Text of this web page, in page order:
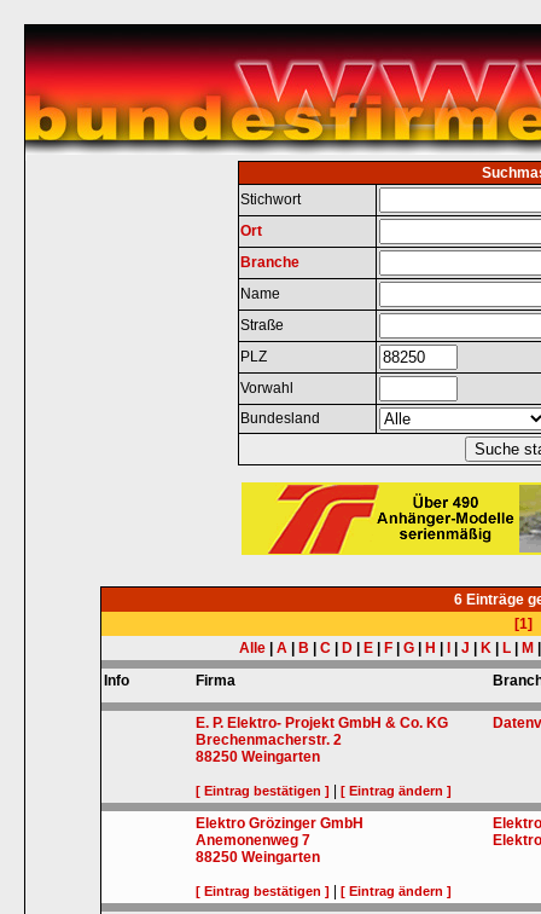
Stichwort
Ort
Branche
Name
Straße
PLZ
Vorwahl
Bundesland
6 Einträge
[1]
Alle
A B C D E F G H J K L M
Info
Firma
E. P. Elektro- Projekt GmbH & Co. KG
Brechenmacherstr. 2
88250 Weingarten
[ Eintrag bestätigen ] |[ Eintrag ändern ]
Elektro Grözinger GmbH
Anemonenweg 7
88250 Weingarten
[ Eintrag bestätigen ] |[ Eintrag ändern ]